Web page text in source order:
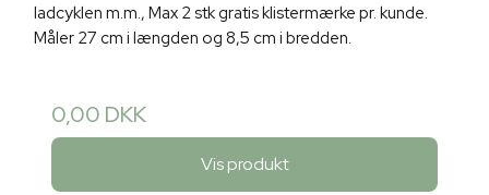
ladcyklen m.m., Max 2 stk gratis klistermærke pr. kunde.
Måler 27 cm i længden og 8,5 cm i bredden.
0,00 DKK
Vis produkt